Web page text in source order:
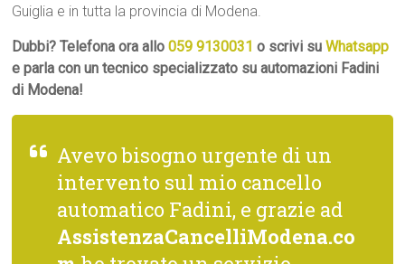
Guiglia e in tutta la provincia di Modena.
Dubbi? Telefona ora allo059 9130031 o scrivi suWhatsapp
e parla con un tecnico specializzato su automazioni Fadini
di Modena!
Avevo bisogno urgente di un
intervento sul mio cancello
automatico Fadini, e grazie ad
AssistenzaCancelliModena.co